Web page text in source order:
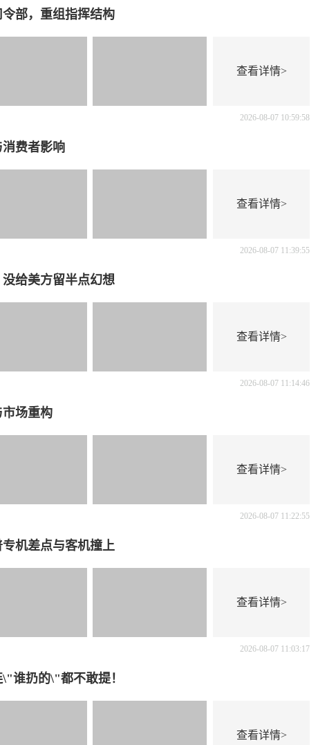
部，重组指挥结构
查看详情>
2026-08-07 10:59:58
费者影响
查看详情>
2026-08-07 11:39:55
给美方留半点幻想
查看详情>
2026-08-07 11:14:46
场重构
查看详情>
2026-08-07 11:22:55
机差点与客机撞上
查看详情>
2026-08-07 11:03:17
谁扔的\"都不敢提！
查看详情>